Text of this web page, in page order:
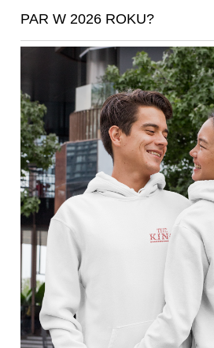
PAR W 2026 ROKU?